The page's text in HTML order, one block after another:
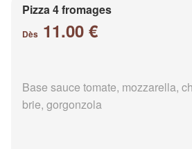
Pizza 4 fromages
Dès 11.00 €
Base sauce tomate, mozzarella,
brie, gorgonzola